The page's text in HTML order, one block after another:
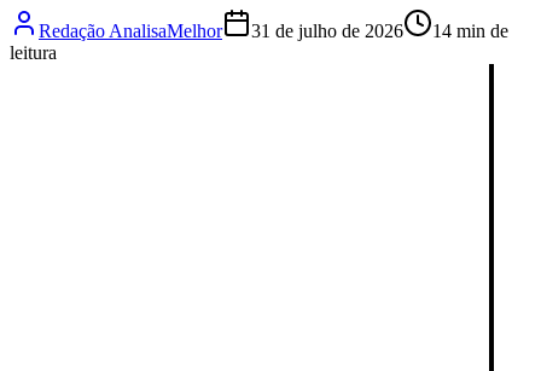
Redação AnalisaMelhor 31 de julho de 2026
14 min de
leitura